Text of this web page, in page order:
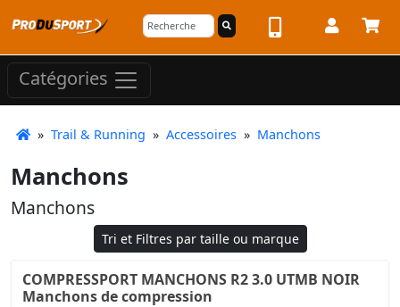
Catégories
» Trail & Running » Accessoires » Manchons
Manchons
Manchons
Tri et Filtres par taille ou marque
COMPRESSPORT MANCHONS R2 3.0 UTMB NOIR
Manchons de compression